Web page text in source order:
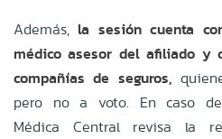
Además, la sesión cuenta
médico asesor del afiliado y
compañías de seguros,
pero no a voto. En caso
Médica Central revisa la